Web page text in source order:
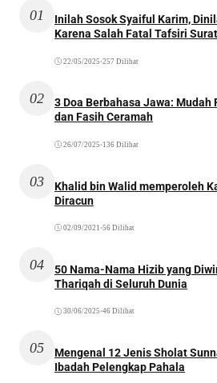
01
Inilah Sosok Syaiful Karim,
Karena Salah Fatal Tafsiri
22/05/2025 •257 Dilihat
02
3 Doa Berbahasa Jawa: Mudah
dan Fasih Ceramah
26/07/2025 •136 Dilihat
03
Khalid bin Walid memperoleh
Diracun
02/09/2021 •56 Dilihat
04
50 Nama-Nama Hizib yang
Thariqah di Seluruh Dunia
30/06/2025 •46 Dilihat
05
Mengenal 12 Jenis Sholat
Ibadah Pelengkap Pahala